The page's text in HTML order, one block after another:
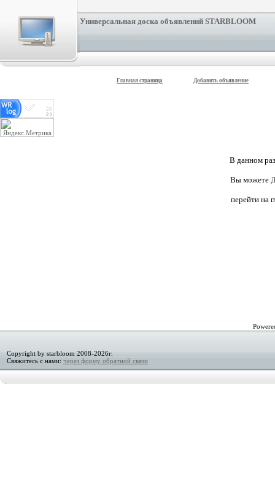
Универсальная доска объявлений STARBLOOM
Главная страница Добавить объявление
В данном
Вы можете
перейти на
Copyright by starbloom 2008-2026г.
Свяжитесь с нами: через форму обратной связи